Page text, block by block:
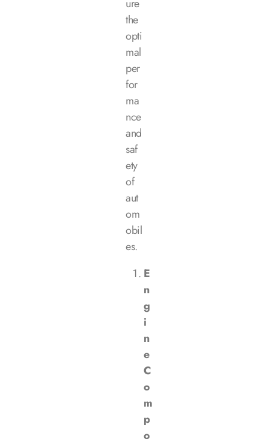
ure
the
opti
mal
per
for
ma
nce
and
saf
ety
of
aut
om
obil
es.
E
n
g
i
n
e
C
o
m
p
o